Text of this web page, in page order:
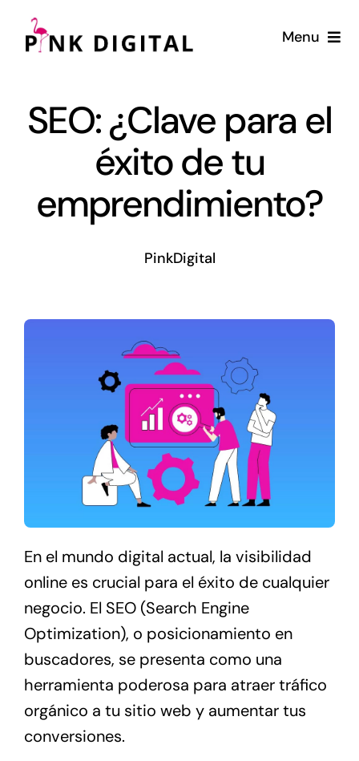
Saltar
Menu
Servicios
Diseño Web
SEO: ¿Clave para el
éxito de tu
emprendimiento?
PinkDigital
En el mundo digital actual, la visibilidad
online es crucial para el éxito de cualquier
negocio. El SEO (Search Engine
Optimization), o posicionamiento en
buscadores, se presenta como una
herramienta poderosa para atraer tráfico
orgánico a tu sitio web y aumentar tus
conversiones.